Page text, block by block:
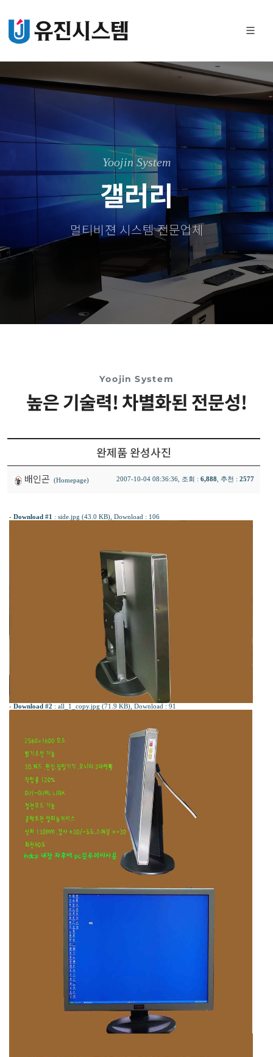
Yoojin System
갤러리
멀티비젼 시스템 전문업체
Yoojin System
높은 기술력! 차별화된 전문성!
완제품 완성사진
배인곤 (Homepage) 2007-10-04 08:36:36, 조회 : 6,888 , 추천 : 2577
- Download #1 : side.jpg (43.0 KB) , Download : 106
- Download #2 : all_1_copy.jpg (71.9 KB) , Download : 91